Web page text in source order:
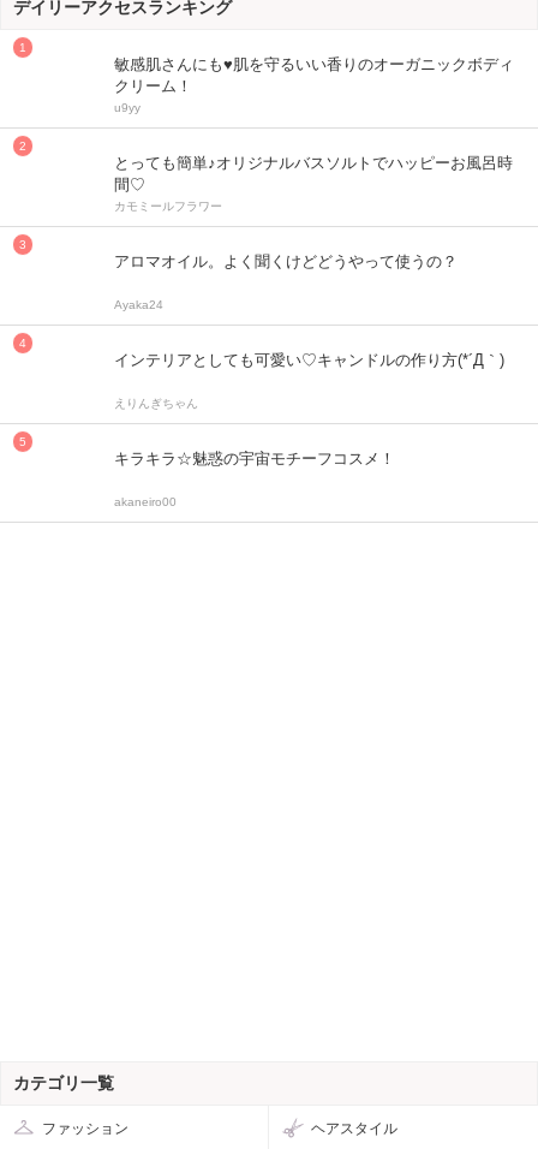
デイリーアクセスランキング
敏感肌さんにも♥肌を守るいい香りのオーガニックボディ
クリーム！
u9yy
とっても簡単♪オリジナルバスソルトでハッピーお風呂時
間♡
カモミールフラワー
アロマオイル。よく聞くけどどうやって使うの？
Ayaka24
インテリアとしても可愛い♡キャンドルの作り方(*´Д｀)
えりんぎちゃん
キラキラ☆魅惑の宇宙モチーフコスメ！
akaneiro00
カテゴリ一覧
ファッション ヘアスタイル